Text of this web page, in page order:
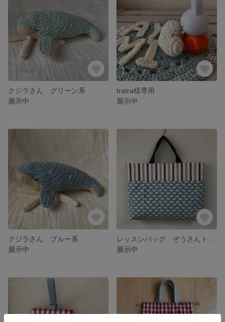
クジラさん グリーン系
展示中
tratra様専用
展示中
クジラさん ブルー系
展示中
展示中